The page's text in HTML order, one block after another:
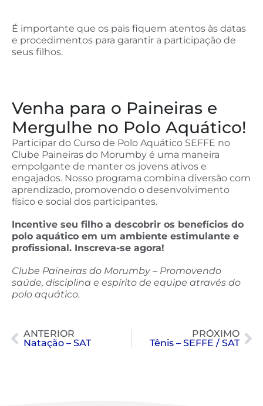
É importante que os pais fiquem atentos às datas
e procedimentos para garantir a participação de
seus filhos.
Venha para o Paineiras e
Mergulhe no Polo Aquático!
Participar do Curso de Polo Aquático SEFFE no
Clube Paineiras do Morumby é uma maneira
empolgante de manter os jovens ativos e
engajados. Nosso programa combina diversão com
aprendizado, promovendo o desenvolvimento
físico e social dos participantes.
Incentive seu filho a descobrir os benefícios do
polo aquático em um ambiente estimulante e
profissional. Inscreva-se agora!
Clube Paineiras do Morumby – Promovendo
saúde, disciplina e espírito de equipe através do
polo aquático.
ANTERIOR
Natação – SAT
PRÓXIMO
Tênis – SEFFE / SAT